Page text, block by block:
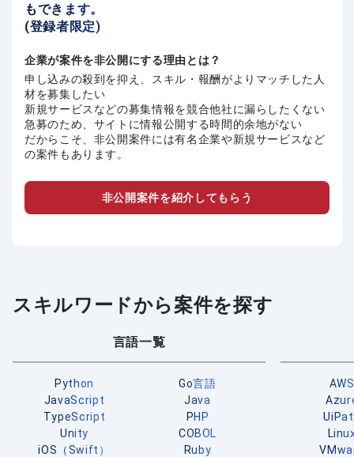
もできます。
(登録者限定)
企業が案件を非公開にする理由とは？
申し込みの殺到を抑え、スキル・報酬がよりマッチした人
材を募集したい
新規サービスなどの募集情報を競合他社に漏らしたくない
急募のため、サイトに情報公開する時間的余地がない
だからこそ、非公開案件には有名企業や新規サービスなど
の案件もあります。
非公開案件を紹介してもらう
スキルワードから案件を探す
言語一覧
Python
Go言語
JavaScript
Java
TypeScript
PHP
Unity
COBOL
iOS（Swift）
Ruby
AWS